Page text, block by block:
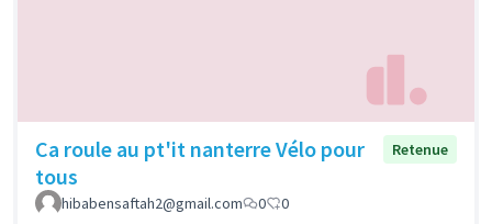
Ca roule au pt'it nanterre Vélo pour
tous
Retenue
hibabensaftah2@gmail.com 0 0